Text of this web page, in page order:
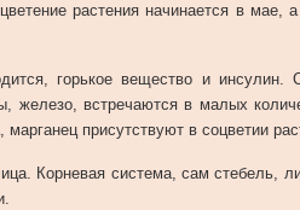
растения начинается в мае,
горькое вещество и инсулин.
железо, встречаются в малых
присутствуют в соцветии
Корневая система, сам стебель,